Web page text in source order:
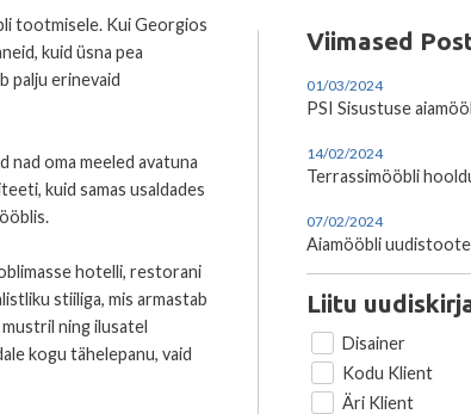
tootmisele. Kui Georgios
kuid üsna pea
palju erinevaid
nad oma meeled avatuna
kuid samas usaldades
hotelli, restorani
stiiliga, mis armastab
ning ilusatel
kogu tähelepanu, vaid
Viimased
01/03/2024
PSI Sisustuse
14/02/2024
Terrassimööbli
07/02/2024
Aiamööbli
Liitu
Disainer
Kodu Klient
Äri Klient